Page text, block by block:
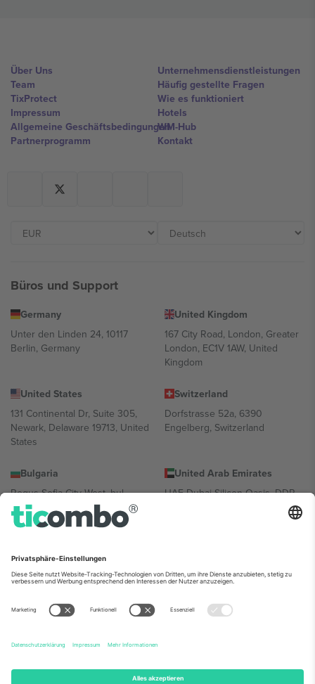
Über Uns
Team
TixProtect
Impressum
Allgemeine Geschäftsbedingungen
Partnerprogramm
Unternehmensdienstleistungen
Häufig gestellte Fragen
Wie es funktioniert
Hotels
WM-Hub
Kontakt
Büros und Support
Germany
Unter den Linden 24, 10117
Berlin, Germany
United Kingdom
167 City Road, London, Greater
London, EC1V 1AW, United
Kingdom
United States
131 Continental Dr, Suite 305,
Newark, Delaware 19713, United
States
Switzerland
Dorfstrasse 52a, 6390
Engelberg, Switzerland
Bulgaria
Regus Sofia City West, bul
Totleben 53-55, 1606 Sofia,
Bulgaria
United Arab Emirates
UAE Dubai Silicon Oasis, DDP
Building A1, Office 302, Dubai,
Mexico
Av Chapultepec 360, Roma
Norte, Cuauhtémoc, 06700
Ciudad de México, CDMX,
Mexico
Die juristische Person des Plattformanbieters kann je nach
Informationen finden Sie auf der jeweiligen Veranstaltungsseite, im